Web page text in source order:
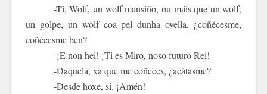
-Ti, Wolf, un wolf mansiño, ou máis que un wolf,
un golpe, un wolf coa pel dunha ovella, ¿coñécesme,
coñécesme ben?
-¡E non hei! ¡Ti es Miro, noso futuro Rei!
-Daquela, xa que me coñeces, ¿acátasme?
-Desde hoxe, si. ¡Amén!